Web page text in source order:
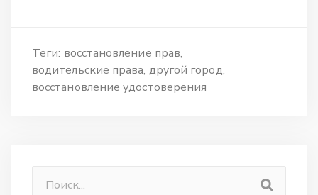
Теги: восстановление прав
водительские права другой город
восстановление удостоверения